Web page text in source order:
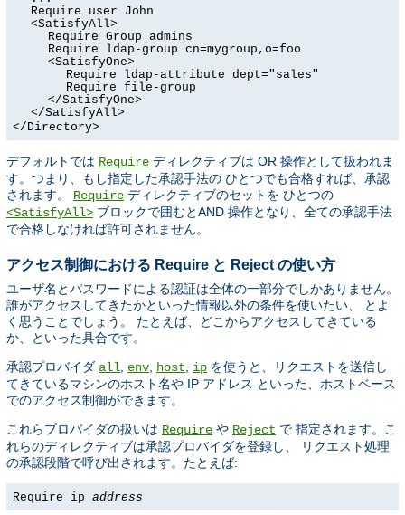
Require user John
<SatisfyAll>
Require Group admins
Require ldap-group cn=mygroup,o=foo
<SatisfyOne>
Require ldap-attribute dept="sales"
Require file-group
</SatisfyOne>
</SatisfyAll>
</Directory>
デフォルトでは Require ディレクティブは OR 操作として扱われま
す。つまり、もし指定した承認手法の ひとつでも合格すれば、承認
されます。 Require ディレクティブのセットを ひとつの
<SatisfyAll> ブロックで囲むとAND 操作となり、全ての承認手法
で合格しなければ許可されません。
アクセス制御における Require と Reject の使い方
ユーザ名とパスワードによる認証は全体の一部分でしかありません。
誰がアクセスしてきたかといった情報以外の条件を使いたい、 とよ
く思うことでしょう。 たとえば、どこからアクセスしてきている
か、といった具合です。
承認プロバイダ all env host ip を使うと、リクエストを送信し
てきているマシンのホスト名や IP アドレス といった、ホストベース
でのアクセス制御ができます。
これらプロバイダの扱いは Require や Reject で 指定されます。こ
れらのディレクティブは承認プロバイダを登録し、 リクエスト処理
の承認段階で呼び出されます。たとえば:
Require ip address